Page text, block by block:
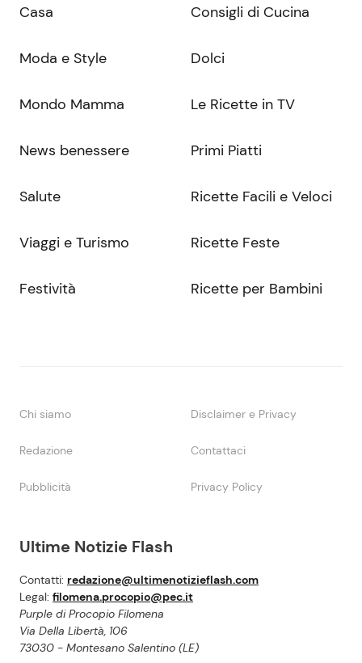
Ultime Notizie Flash
Contatti: redazione@ultimenotizieflash.com
Legal: filomena.procopio@pec.it
Purple di Procopio Filomena
Via Della Libertà, 106
73030 - Montesano Salentino (LE)
Casa
Moda e Style
Mondo Mamma
News benessere
Salute
Viaggi e Turismo
Festività
Consigli di Cucina
Dolci
Le Ricette in TV
Primi Piatti
Ricette Facili e Veloci
Ricette Feste
Ricette per Bambini
Chi siamo Disclaimer e Privacy
Redazione Contattaci
Pubblicità Privacy Policy